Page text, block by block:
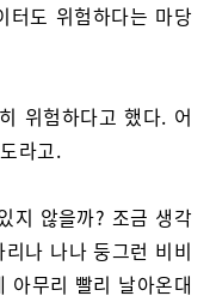
터도 위험하다는 마당
위험하다고 했다. 어
라고.
지 않을까? 조금 생각
나 나나 둥그런 비비
아무리 빨리 날아온대